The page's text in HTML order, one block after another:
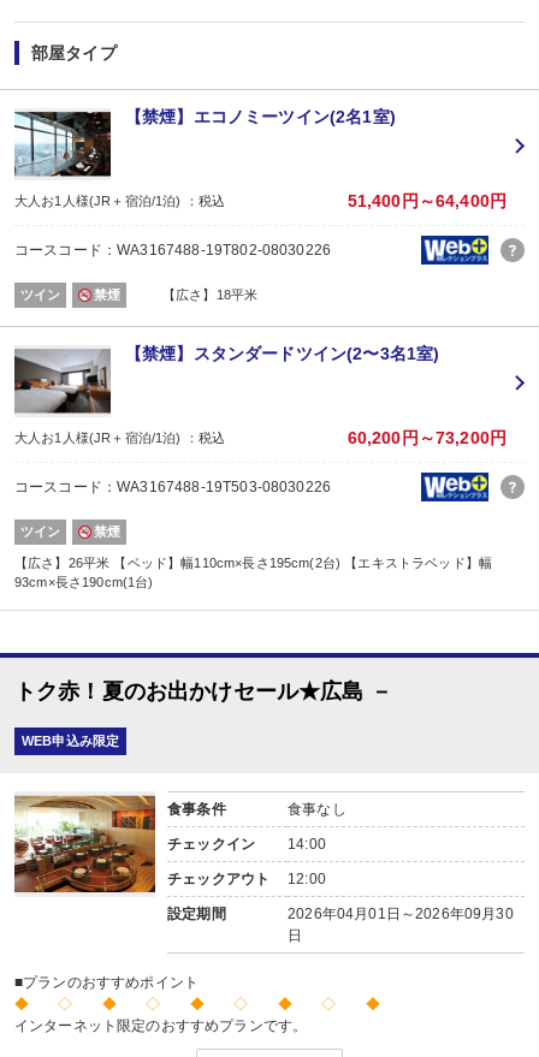
＜WESTERポイントについて＞
旅行プラン利用分のWESTERポイント(通常)と同数分のWESTERポイント(期
WESTERポイント(期間・用途限定)は、ご旅行出発月の翌々月初旬の付与(予
WESTERポイントの後付けはできません。
旅行プランをお申し込み後、予約内容変更・人数変更・キャンセルされた場合
おとな・こども共、有料人員の方がポイント対象です。（添寝幼児は対象外）
部屋タイプ
【禁煙】エコノミーツイン(2名1室)
大人お1人様(JR＋宿泊/1泊) ：税込 51,400円～64,400円
コースコード：WA3167488-19T802-08030226
ツイン 禁煙 【広さ】18平米
【禁煙】スタンダードツイン(2〜3名1室)
大人お1人様(JR＋宿泊/1泊) ：税込 60,200円～73,200円
コースコード：WA3167488-19T503-08030226
ツイン 禁煙
【広さ】26平米 【ベッド】幅110cm×長さ195cm(2台) 【エキストラベッド】幅
93cm×長さ190cm(1台)
トク赤！夏のお出かけセール★広島 －
WEB申込み限定
食事条件 食事なし
チェックイン 14:00
チェックアウト 12:00
設定期間
2026年04月01日～2026年09月30
日
■プランのおすすめポイント
◆ ◇ ◆ ◇ ◆ ◇ ◆ ◇ ◆
インターネット限定のおすすめプランです。
※店頭・電話・メールでのお問合せや申込みは出来ません。